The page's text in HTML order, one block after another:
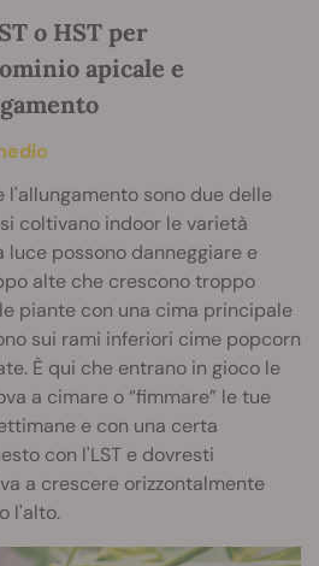
o HST per
apicale e
l'allungamento sono due delle
coltivano indoor le varietà
luce possono danneggiare e
alte che crescono troppo
piante con una cima principale
sui rami inferiori cime popcorn
È qui che entrano in gioco le
a cimare o “fimmare” le tue
e con una certa
con l'LST e dovresti
a crescere orizzontalmente
l'alto.